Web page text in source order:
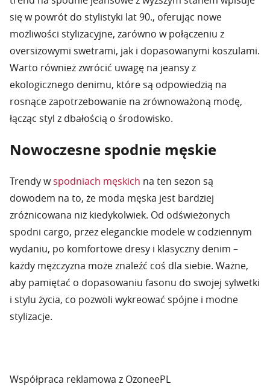
się w powrót do stylistyki lat 90., oferując nowe
możliwości stylizacyjne, zarówno w połączeniu z
oversizowymi swetrami, jak i dopasowanymi koszulami.
Warto również zwrócić uwagę na jeansy z
ekologicznego denimu, które są odpowiedzią na
rosnące zapotrzebowanie na zrównoważoną modę,
łącząc styl z dbałością o środowisko.
Nowoczesne spodnie męskie
Trendy wspodniach męskich na ten sezon są
dowodem na to, że moda męska jest bardziej
zróżnicowana niż kiedykolwiek. Od odświeżonych
spodni cargo, przez eleganckie modele w codziennym
wydaniu, po komfortowe dresy i klasyczny denim –
każdy mężczyzna może znaleźć coś dla siebie. Ważne,
aby pamiętać o dopasowaniu fasonu do swojej sylwetki
i stylu życia, co pozwoli wykreować spójne i modne
stylizacje.
Współpraca reklamowa z OzoneePL